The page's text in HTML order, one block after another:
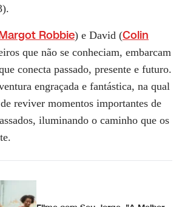
Robbie) e David (Colin
que não se conheciam, embarcam
conecta passado, presente e futuro.
engraçada e fantástica, na qual
reviver momentos importantes de
iluminando o caminho que os